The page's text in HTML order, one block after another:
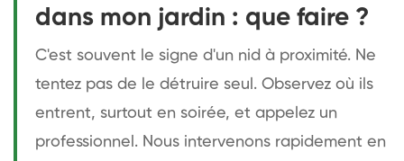
dans mon jardin : que faire ?
C'est souvent le signe d'un nid à proximité. Ne
tentez pas de le détruire seul. Observez où ils
entrent, surtout en soirée, et appelez un
professionnel. Nous intervenons rapidement en